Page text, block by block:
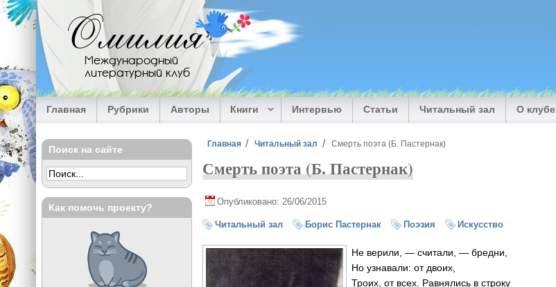
Перейти к основному содержанию
Омилия
Международный
литературный клуб
Главная Рубрики Авторы Книги Интервью Статьи Читальный зал О клубе
Вы здесь
Главная Читальный зал Смерть поэта (Б. Пастернак)
Смерть поэта (Б. Пастернак)
Опубликовано: 26/06/2015
Читальный зал Борис Пастернак Поэзия Искусство
Не верили, — считали, — бредни,
Но узнавали: от двоих,
Троих, от всех. Равнялись в строку
Поиск на сайте
Как помочь проекту?